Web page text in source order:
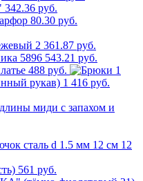
342.36 руб.
80.30 руб.
2 361.87 руб.
543.21 руб.
488 руб.
1
1 416 руб.
561 руб.